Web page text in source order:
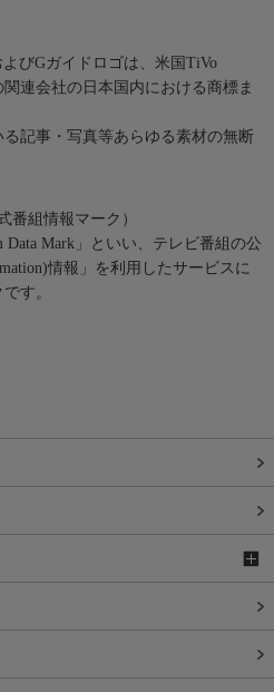
びGガイドロゴは、米国TiVo
連会社の日本国内における商標ま
記事・写真等あらゆる素材の無断
番組情報マーク）
Data Mark」といい、テレビ番組の公
情報」を利用したサービスに
す。